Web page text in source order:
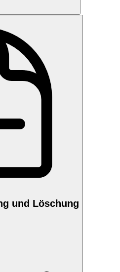
und Löschung